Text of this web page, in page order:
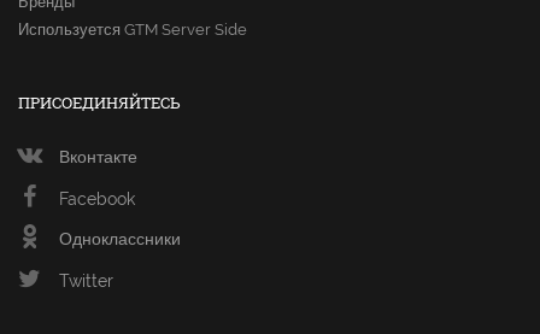
Используется GTM Server Side
ПРИСОЕДИНЯЙТЕСЬ
Вконтакте
Facebook
Одноклассники
Twitter